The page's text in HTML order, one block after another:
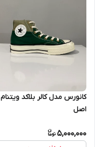
کانورس مدل کالر بلاکد ویتنام
اصل
5,000,000